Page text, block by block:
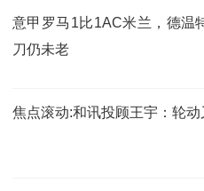
意甲罗马1比1AC米兰，德温
刀仍未老
焦点滚动:和讯投顾王宇：轮